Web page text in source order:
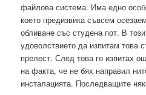
файлова система. Има едно
което предизвика съвсем
обливане със студена пот. В
удоволствието да изпитам това
прелест. След това го изпитах
на факта, че не бях направил
инсталацията. Последващите